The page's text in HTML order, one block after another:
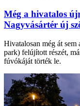
Még a hivatalos
Nagyvásártér új
Hivatalosan még át sem
park) felújított részét,
fúvókáját törték le.